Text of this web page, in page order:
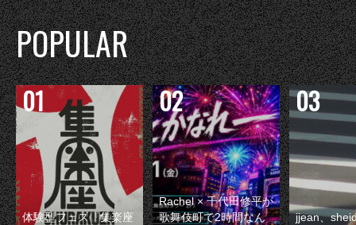
POPULAR
体験型フェス『集楽座
Rachel × 千代田修平が
歌舞伎町で2時間なん
jjean、